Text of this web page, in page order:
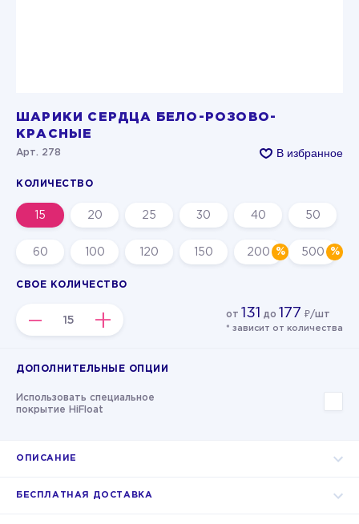
ШАРИКИ СЕРДЦА БЕЛО-РОЗОВО-
КРАСНЫЕ
Арт. 278 В избранное
КОЛИЧЕСТВО
15 20 25 30 40 50
60 100 120 150 200 500
СВОЕ КОЛИЧЕСТВО
– + от 131 до 177 ₽/шт
* зависит от количества
ДОПОЛНИТЕЛЬНЫЕ ОПЦИИ
Использовать специальное
покрытие HiFloat
ОПИСАНИЕ
БЕСПЛАТНАЯ ДОСТАВКА